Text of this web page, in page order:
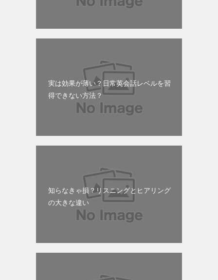
実は効果が薄い？日常英会話レベルを習
得できない方法？
知らなきゃ損？リスニングとヒアリング
の大きな違い